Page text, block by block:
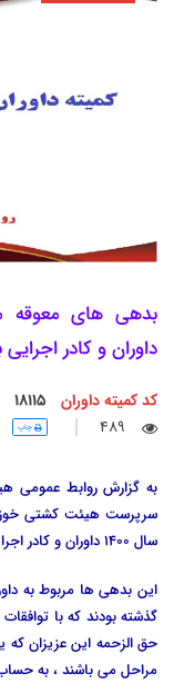
بدهی های معوقه
داوران و کادر
کد کمیته داوران
489
چاپ
به گزارش روابط عمومی
سرپرست هیئت کشتی
سال 1400 داوران و کادر اجرایی به صورت توافقی پرداخت گردید .
گذشته بودند که با
حق الزحمه این عزیزان
مراحل می باشند ، به